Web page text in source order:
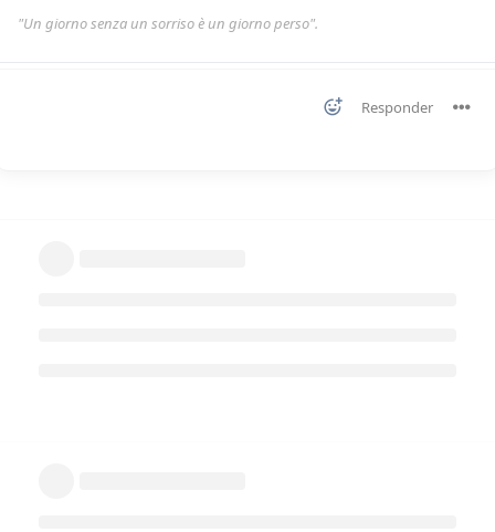
"Un giorno senza un sorriso è un giorno perso".
Responder